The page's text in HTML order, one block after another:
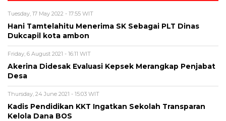
Tuesday, 17 May 2022 - 17:55 WIT
Hani Tamtelahitu Menerima SK Sebagai PLT Dinas
Dukcapil kota ambon
Friday, 6 August 2021 - 16:11 WIT
Akerina Didesak Evaluasi Kepsek Merangkap Penjabat
Desa
Thursday, 24 June 2021 - 15:03 WIT
Kadis Pendidikan KKT Ingatkan Sekolah Transparan
Kelola Dana BOS